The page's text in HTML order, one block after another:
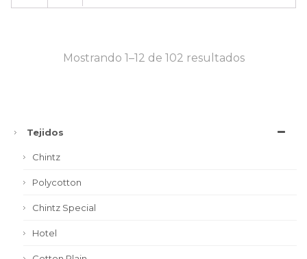
Mostrando 1–12 de 102 resultados
Tejidos
Chintz
Polycotton
Chintz Special
Hotel